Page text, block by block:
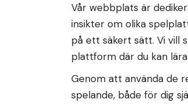
Vår webbplats är
insikter om olika
på ett säkert sätt. Vi vill
plattform där du kan
Genom att använda de
spelande, både för dig